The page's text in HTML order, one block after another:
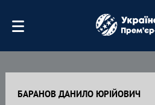
БАРАНОВ ДАНИЛО ЮРІЙОВИЧ